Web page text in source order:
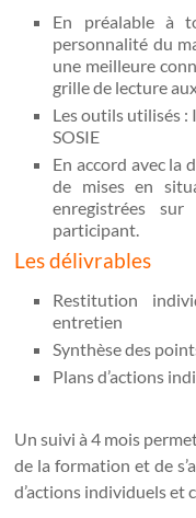
En préalable à
personnalité du
une meilleure
grille de lecture
Les outils utilisés :
SOSIE
En accord avec la
de mises en
enregistrées
participant.
Les délivrables
Restitution
entretien
Synthèse des
Plans d’actions
Un suivi à 4 mois
de la formation et de
d’actions individuels et